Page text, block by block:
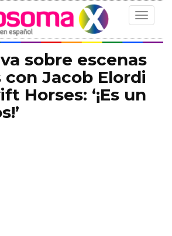
Toggle
sobre escenas
con Jacob Elordi
Horses: ‘¡Es un